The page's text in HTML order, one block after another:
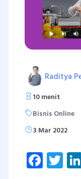
Raditya
10 menit
Bisnis Online
3 Mar 2022